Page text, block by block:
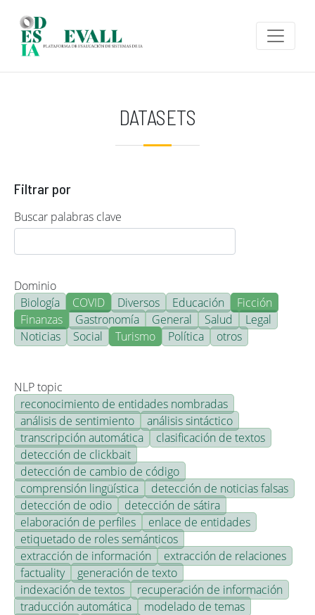
DATASETS
Filtrar por
Buscar palabras clave
Dominio
Biología
COVID Diversos Educación
Ficción
Finanzas
Gastronomía General Salud
Legal
Noticias
Social Turismo Política otros
NLP topic
reconocimiento de entidades nombradas
análisis de sentimiento
análisis sintáctico
transcripción automática
clasificación de textos
detección de clickbait
detección de cambio de código
comprensión lingüística
detección de noticias falsas
detección de odio
detección de sátira
elaboración de perfiles
enlace de entidades
etiquetado de roles semánticos
extracción de información
extracción de relaciones
factuality
generación de texto
indexación de textos
recuperación de información
traducción automática
modelado de temas